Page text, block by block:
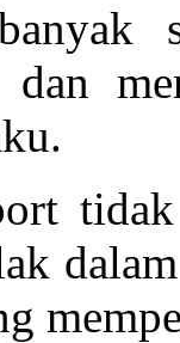
dan
tidak